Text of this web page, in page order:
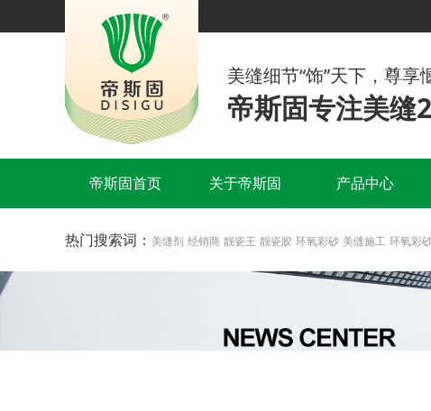
美缝细节“饰”天下，尊享
帝斯固专注美缝
帝斯固首页 关于帝斯固 产品中心
热门搜索词： 美缝剂 经销商 靓瓷王 靓瓷胶 环氧彩砂 美缝施工 环氧彩